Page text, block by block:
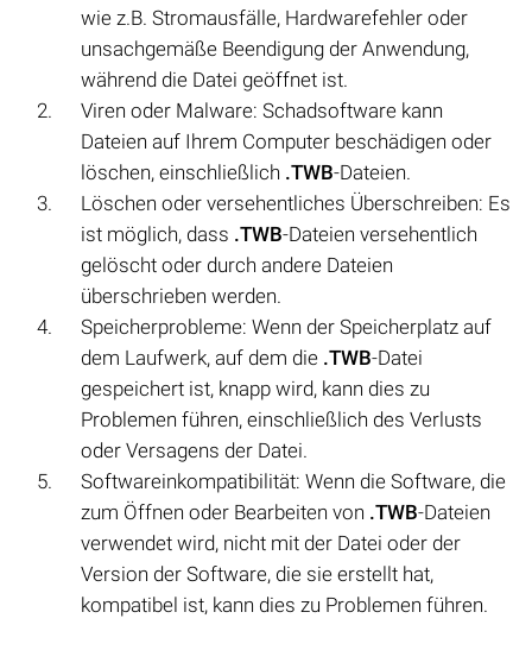
wie z.B. Stromausfälle, Hardwarefehler oder
unsachgemäße Beendigung der Anwendung,
während die Datei geöffnet ist.
Viren oder Malware: Schadsoftware kann
Dateien auf Ihrem Computer beschädigen oder
löschen, einschließlich .TWB-Dateien.
Löschen oder versehentliches Überschreiben: Es
ist möglich, dass .TWB-Dateien versehentlich
gelöscht oder durch andere Dateien
überschrieben werden.
Speicherprobleme: Wenn der Speicherplatz auf
dem Laufwerk, auf dem die .TWB-Datei
gespeichert ist, knapp wird, kann dies zu
Problemen führen, einschließlich des Verlusts
oder Versagens der Datei.
Softwareinkompatibilität: Wenn die Software, die
zum Öffnen oder Bearbeiten von .TWB-Dateien
verwendet wird, nicht mit der Datei oder der
Version der Software, die sie erstellt hat,
kompatibel ist, kann dies zu Problemen führen.